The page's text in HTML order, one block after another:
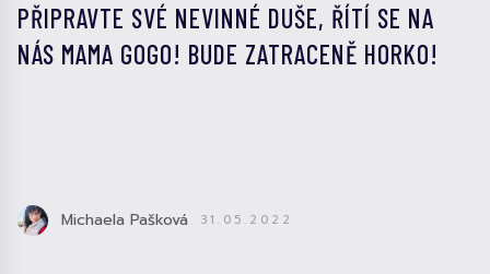
PŘIPRAVTE SVÉ NEVINNÉ DUŠE, ŘÍTÍ SE NA
NÁS MAMA GOGO! BUDE ZATRACENĚ HORKO!
Michaela Pašková 31.05.2022